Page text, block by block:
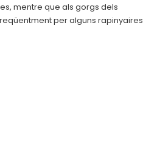
mentre que als gorgs dels
per alguns rapinyaires